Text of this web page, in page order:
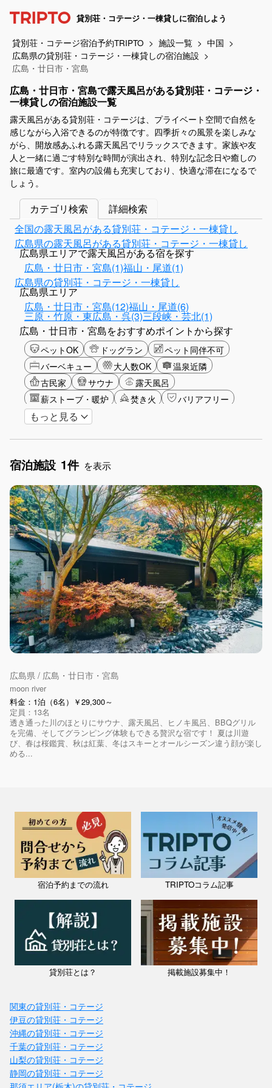
貸別荘・コテージ・一棟貸しに宿泊しよう
貸別荘・コテージ宿泊予約TRIPTO 施設一覧
中国
広島県の貸別荘・コテージ・一棟貸しの宿泊施設
広島・廿日市・宮島
広島・廿日市・宮島で露天風呂がある貸別荘・コテージ・
一棟貸しの宿泊施設一覧
露天風呂がある貸別荘・コテージは、プライベート空間で自然を
感じながら入浴できるのが特徴です。四季折々の風景を楽しみな
がら、開放感あふれる露天風呂でリラックスできます。家族や友
人と一緒に過ごす特別な時間が演出され、特別な記念日や癒しの
旅に最適です。室内の設備も充実しており、快適な滞在になるで
しょう。
カテゴリ検索
詳細検索
全国の露天風呂がある貸別荘・コテージ・一棟貸し
広島県の露天風呂がある貸別荘・コテージ・一棟貸し
広島県エリアで露天風呂がある宿を探す
広島・廿日市・宮島(1)福山・尾道(1)
広島県の貸別荘・コテージ・一棟貸し
広島県エリア
広島・廿日市・宮島(12)福山・尾道(6)
三原・竹原・東広島・呉(3)三段峡・芸北(1)
広島・廿日市・宮島をおすすめポイントから探す
ペットOK ドッグラン
ペット同伴不可
バーベキュー
大人数OK
温泉近隣
古民家
サウナ
露天風呂
薪ストーブ・暖炉
焚き火
バリアフリー
カップル
もっと見る
宿泊施設 1件 を表示
広島県 / 広島・廿日市・宮島
moon river
料金：1泊（6名）￥29,300～
定員：13名
透き通った川のほとりにサウナ、露天風呂、ヒノキ風呂、BBQグリル
を完備、そしてグランピング体験もできる贅沢な宿です！ 夏は川遊
び、春は桜鑑賞、秋は紅葉、冬はスキーとオールシーズン違う顔が楽し
める...
宿泊予約までの流れ TRIPTOコラム記事
貸別荘とは？ 掲載施設募集中！
関東の貸別荘・コテージ
伊豆の貸別荘・コテージ
沖縄の貸別荘・コテージ
千葉の貸別荘・コテージ
山梨の貸別荘・コテージ
静岡の貸別荘・コテージ